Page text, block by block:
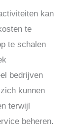
kan
te
te schalen
bedrijven
kunnen
terwijl
beheren.